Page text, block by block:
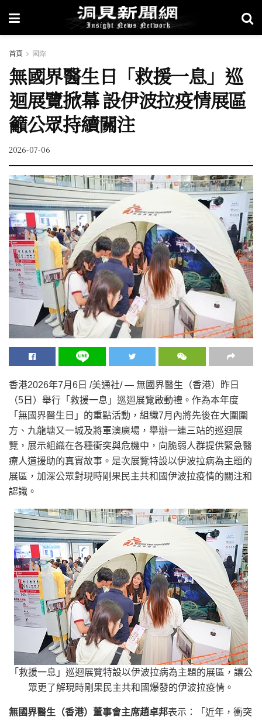
首頁 國際
無國界醫生日「救援一息」巡
迴展覽掀幕 設伊波拉疫情展區
籲公眾持續關注
2026-07-06
香港2026年7月6日 /美通社/ — 無國界醫生（香港）
昨日
（5日）舉行「救援一息」巡迴展覽啟動禮。作為本年度
「無國界醫生日」的重點活動，組織7月內將先後在大圍圍
方、九龍塘又一城及將軍澳廣場，舉辦一連三站的巡迴展
覽，展示組織在各種衝突與危機中，向脆弱人群提供緊急醫
療人道援助的真實故事。是次展覽特設以伊波拉病為主題的
展區，加深公眾對現時剛果民主共和國伊波拉疫情的關注和
認識。
「救援一息」巡迴展覽特設以伊波拉病為主題的展區，讓公
眾更了解現時剛果民主共和國爆發的伊波拉疫情。
無國界醫生（香港）董事會主席趙卓邦表示：「近年，衝突